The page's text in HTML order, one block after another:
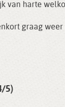
van harte
graag
5)